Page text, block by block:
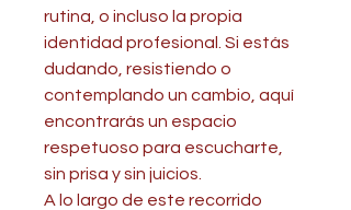
rutina, o incluso la propia
identidad profesional. Si estás
dudando, resistiendo o
contemplando un cambio, aquí
encontrarás un espacio
respetuoso para escucharte,
sin prisa y sin juicios.
A lo largo de este recorrido